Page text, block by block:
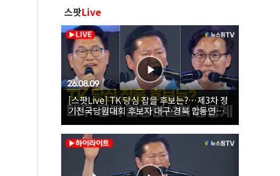
스팟Live
[스팟Live] TK 당심 잡을 후보는?…제3차 정
기전국당원대회 후보자 대구·경북 합동연설
회 생중계 | 26.08.09